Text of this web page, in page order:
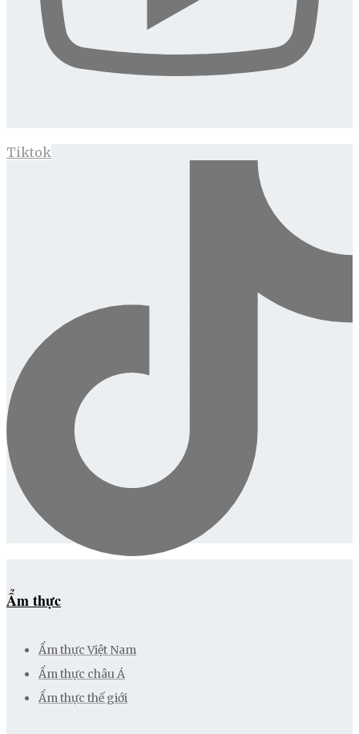
Tiktok
Ẩm thực
Ẩm thực Việt Nam
Ẩm thực châu Á
Ẩm thực thế giới